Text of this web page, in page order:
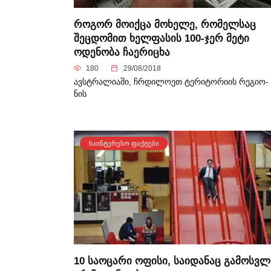
როგორ მოიქცა მოხელე, რომელსაც
შეცდომით ხელფასის 100-ჯერ მეტი
ოდენობა ჩაერიცხა
180 29/08/2018
ავ­სტრა­ლი­ა­ში, ჩრდი­ლო­ეთ ტე­რი­ტო­რი­ის რე­გი­ო­
ნის
ᲡᲐᲘᲜᲢᲔᲠᲔᲡᲝ ᲤᲐᲥᲢᲔᲑᲘ
10 საოცარი ოფისი, საიდანაც